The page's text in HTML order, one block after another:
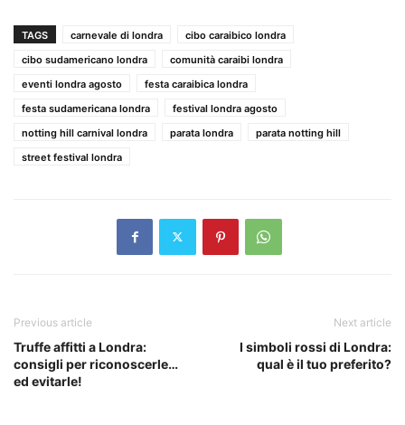
TAGS carnevale di londra
cibo caraibico londra
cibo sudamericano londra
comunità caraibi londra
eventi londra agosto
festa caraibica londra
festa sudamericana londra
festival londra agosto
notting hill carnival londra
parata londra
parata notting hill
street festival londra
Previous article
Truffe affitti a Londra:
consigli per riconoscerle…
ed evitarle!
Next article
I simboli rossi di Londra:
qual è il tuo preferito?